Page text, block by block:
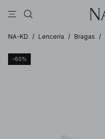
NA-KD / Lencería / Bragas /
-60%